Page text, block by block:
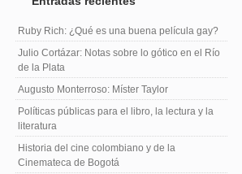
Ruby Rich: ¿Qué es una buena película gay?
Julio Cortázar: Notas sobre lo gótico en el Río
de la Plata
Augusto Monterroso: Míster Taylor
Políticas públicas para el libro, la lectura y la
literatura
Historia del cine colombiano y de la
Cinemateca de Bogotá